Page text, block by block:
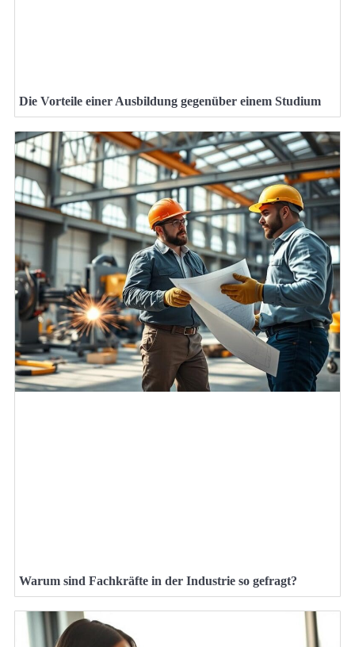
Die Vorteile einer Ausbildung gegenüber einem Studium
Warum sind Fachkräfte in der Industrie so gefragt?